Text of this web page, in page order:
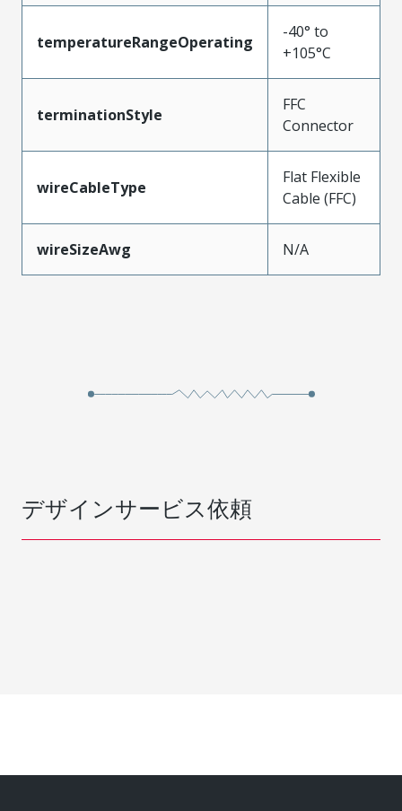
temperatureRangeOperating
-40° to
+105°C
terminationStyle
FFC
Connector
wireCableType
Flat Flexible
Cable (FFC)
wireSizeAwg N/A
デザインサービス依頼